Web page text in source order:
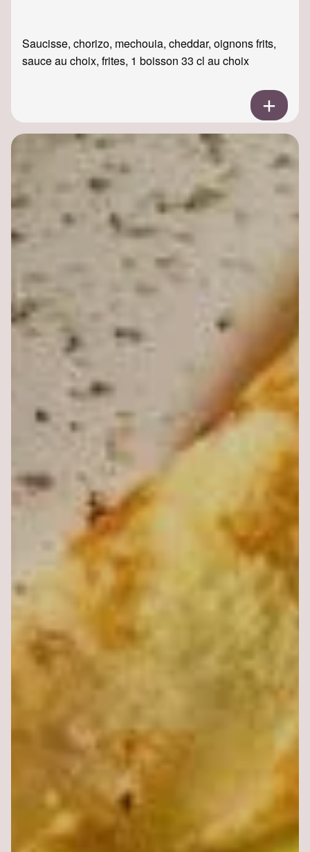
Saucisse, chorizo, mechouia, cheddar, oignons frits,
sauce au choix, frites, 1 boisson 33 cl au choix